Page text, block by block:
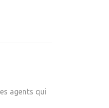
agents qui